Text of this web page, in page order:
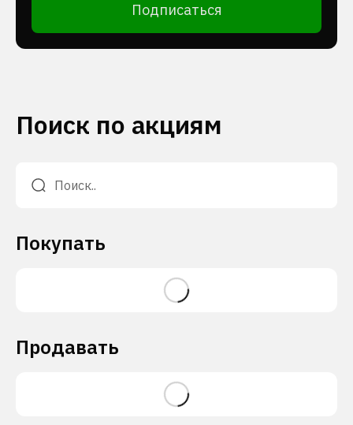
Подписаться
Поиск по акциям
Покупать
Продавать